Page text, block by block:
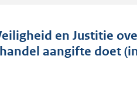
en Justitie
aangifte doet